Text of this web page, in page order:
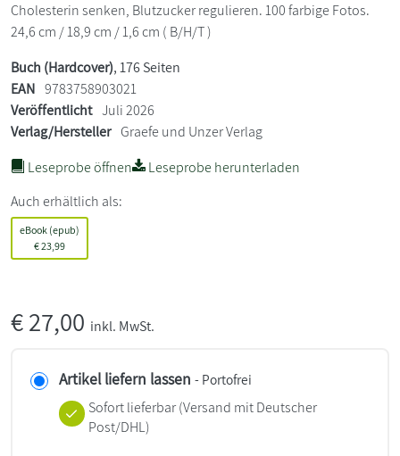
Cholesterin senken, Blutzucker regulieren. 100 farbige Fotos.
24,6 cm / 18,9 cm / 1,6 cm ( B/H/T )
Buch (Hardcover), 176 Seiten
EAN 9783758903021
Veröffentlicht Juli 2026
Verlag/Hersteller Graefe und Unzer Verlag
Leseprobe öffnen
Leseprobe herunterladen
Auch erhältlich als:
eBook (epub)
€23,99
€27,00 inkl. MwSt.
Artikel liefern lassen - Portofrei
Sofort lieferbar(Versand mit Deutscher
Post/DHL)